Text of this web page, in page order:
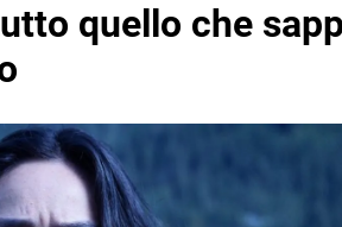
quello che